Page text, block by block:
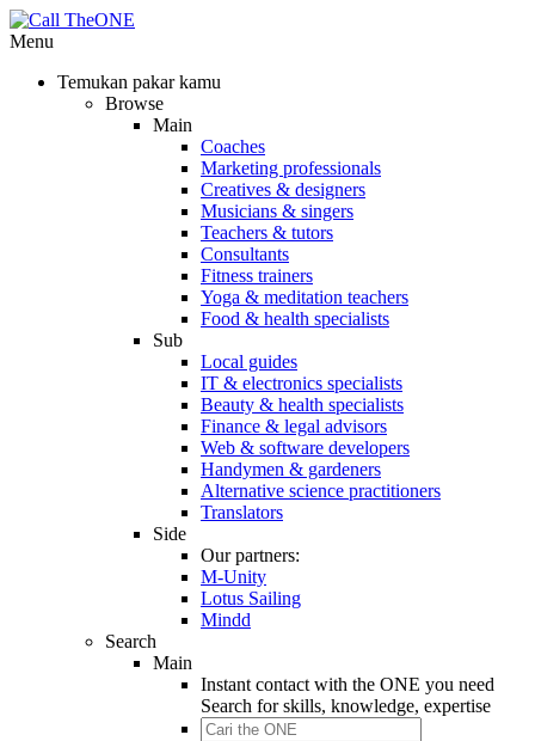
Menu
Temukan pakar kamu
Browse
Main
Coaches
Marketing professionals
Creatives & designers
Musicians & singers
Teachers & tutors
Consultants
Fitness trainers
Yoga & meditation teachers
Food & health specialists
Sub
Local guides
IT & electronics specialists
Beauty & health specialists
Finance & legal advisors
Web & software developers
Handymen & gardeners
Alternative science practitioners
Translators
Side
Our partners:
M-Unity
Lotus Sailing
Mindd
Search
Main
Instant contact with the ONE you need
Search forskills, knowledge, expertise